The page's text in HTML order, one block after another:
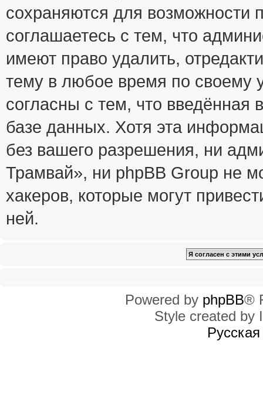
сохраняются для возможности
соглашаетесь с тем, что
имеют право удалить,
тему в любое время по своему
согласны с тем, что
базе данных. Хотя эта
без вашего разрешения, ни
Трамвай», ни phpBB Group не
хакеров, которые могут
ней.
Powered by phpBB®
Style created by